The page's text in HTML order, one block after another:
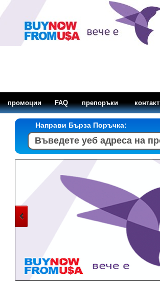
промоции FAQ препоръки
Направи Бърза Поръчка: